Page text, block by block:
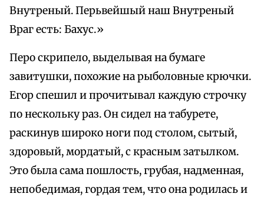
Внутреный. Перьвейшый наш Внутреный
Враг есть: Бахус.»
Перо скрипело, выделывая на бумаге
завитушки, похожие на рыболовные крючки.
Егор спешил и прочитывал каждую строчку
по нескольку раз. Он сидел на табурете,
раскинув широко ноги под столом, сытый,
здоровый, мордатый, с красным затылком.
Это была сама пошлость, грубая, надменная,
непобедимая, гордая тем, что она родилась и